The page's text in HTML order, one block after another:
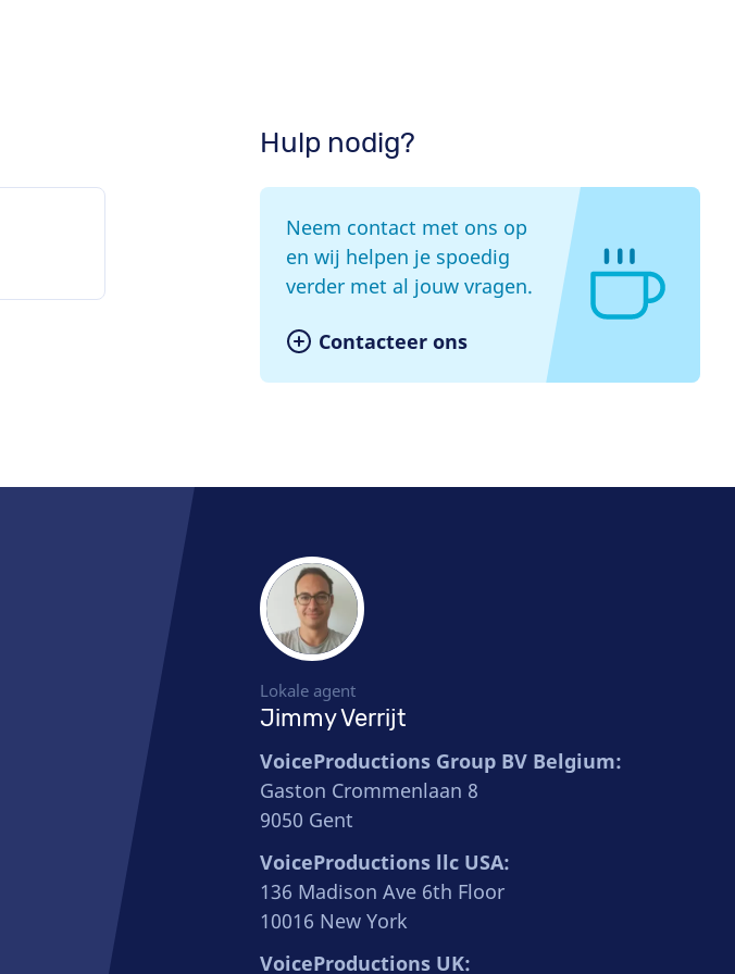
Hulp nodig?
Neem contact met ons op
en wij helpen je spoedig
verder met al jouw vragen.
Contacteer ons
Lokale agent
Jimmy Verrijt
VoiceProductions Group BV Belgium:
Gaston Crommenlaan 8
9050 Gent
VoiceProductions llc USA:
136 Madison Ave 6th Floor
10016 New York
VoiceProductions UK: